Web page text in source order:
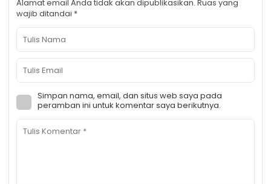
Alamat email Anda tidak akan dipublikasikan. Ruas yang
wajib ditandai *
Simpan nama, email, dan situs web saya pada
peramban ini untuk komentar saya berikutnya.